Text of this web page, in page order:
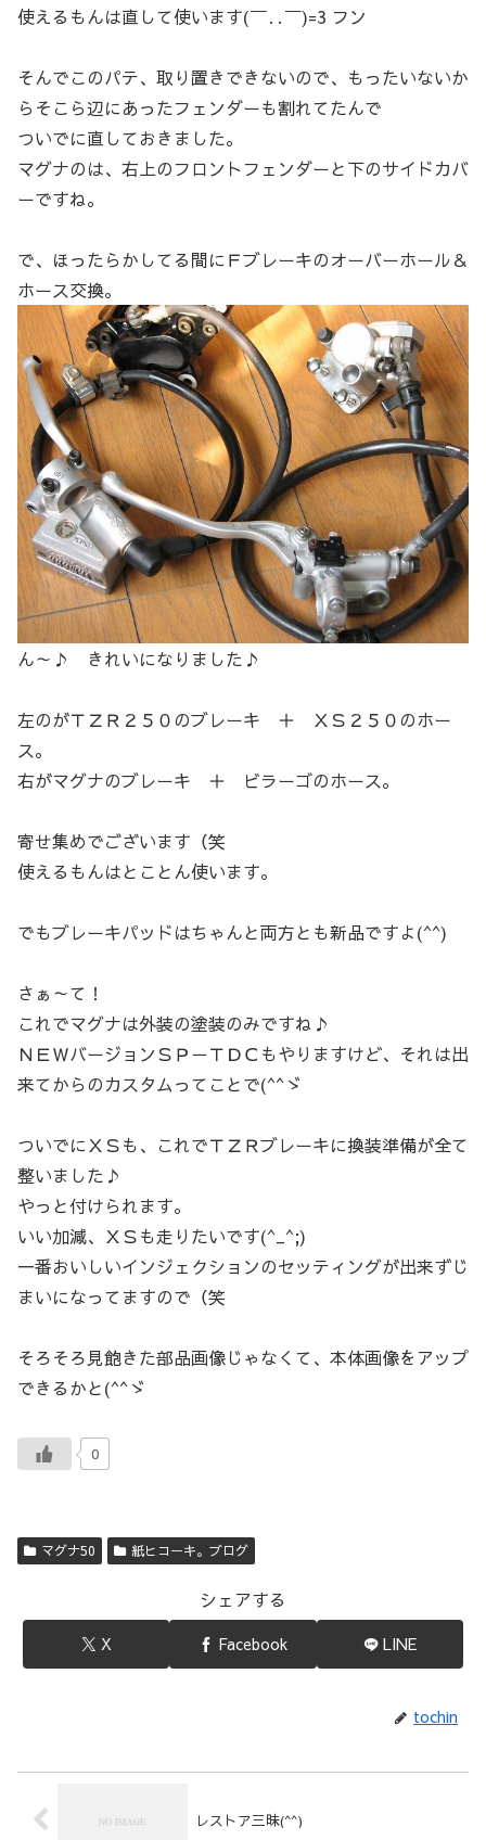
使えるもんは直して使います(￣‥￣)=3 フン
そんでこのパテ、取り置きできないので、もったいないか
らそこら辺にあったフェンダーも割れてたんで
ついでに直しておきました。
マグナのは、右上のフロントフェンダーと下のサイドカバ
ーですね。
で、ほったらかしてる間にＦブレーキのオーバーホール＆
ホース交換。
ん～♪ きれいになりました♪
左のがＴＺＲ２５０のブレーキ ＋ ＸＳ２５０のホー
ス。
右がマグナのブレーキ ＋ ビラーゴのホース。
寄せ集めでございます（笑
使えるもんはとことん使います。
でもブレーキパッドはちゃんと両方とも新品ですよ(^^)
さぁ～て！
これでマグナは外装の塗装のみですね♪
ＮＥＷバージョンＳＰ－ＴＤＣもやりますけど、それは出
来てからのカスタムってことで(^^ゞ
ついでにＸＳも、これでＴＺＲブレーキに換装準備が全て
整いました♪
やっと付けられます。
いい加減、ＸＳも走りたいです(^_^;)
一番おいしいインジェクションのセッティングが出来ずじ
まいになってますので（笑
そろそろ見飽きた部品画像じゃなくて、本体画像をアップ
できるかと(^^ゞ
0
マグナ50 紙ヒコーキ。ブログ
シェアする
X Facebook LINE
tochin
レストア三昧(^^)